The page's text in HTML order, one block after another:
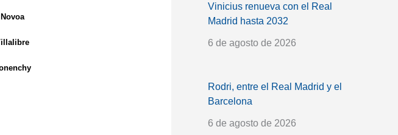
Novoa
Vinicius renueva con el Real
Madrid hasta 2032
6 de agosto de 2026
Rodri, entre el Real Madrid y el
Barcelona
6 de agosto de 2026